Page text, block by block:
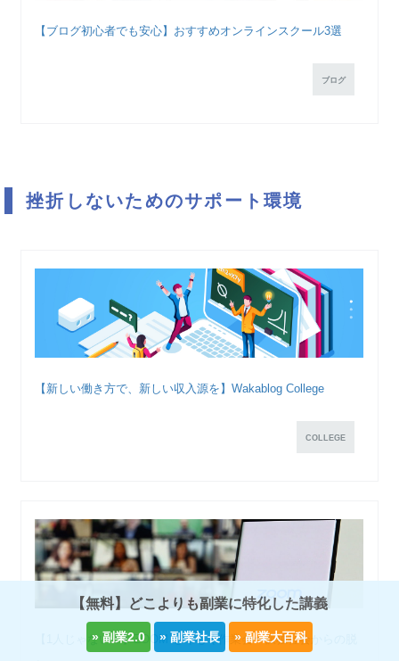
【ブログ初心者でも安心】おすすめオンラインスクール3選
ブログ
挫折しないためのサポート環境
【新しい働き方で、新しい収入源を】Wakablog College
COLLEGE
【1人じゃない！】ZOOM もくもく作業会〜孤独社会からの脱
【無料】どこよりも副業に特化した講義